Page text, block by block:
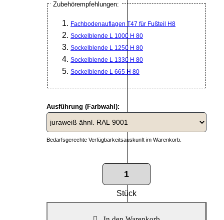
Zubehörempfehlungen:
Fachbodenauflagen T47 für Fußteil H8
Sockelblende L 1000 H 80
Sockelblende L 1250 H 80
Sockelblende L 1330 H 80
Sockelblende L 665 H 80
Ausführung (Farbwahl):
Bedarfsgerechte Verfügbarkeitsauskunft im Warenkorb.
Stück